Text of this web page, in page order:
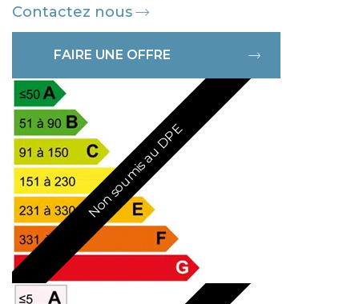
Contactez nous
FAIRE UNE OFFRE
Non soumis au DPE